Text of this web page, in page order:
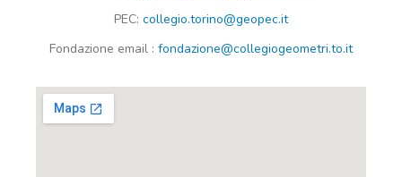
PEC: collegio.torino@geopec.it
Fondazione email : fondazione@collegiogeometri.to.it